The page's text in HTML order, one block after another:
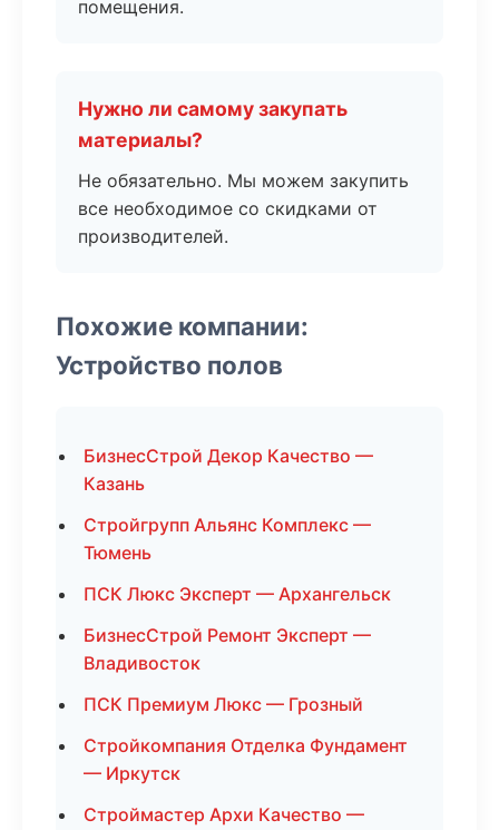
помещения.
Нужно ли самому закупать
материалы?
Не обязательно. Мы можем закупить
все необходимое со скидками от
производителей.
Похожие компании:
Устройство полов
БизнесСтрой Декор Качество —
Казань
Стройгрупп Альянс Комплекс —
Тюмень
ПСК Люкс Эксперт — Архангельск
БизнесСтрой Ремонт Эксперт —
Владивосток
ПСК Премиум Люкс — Грозный
Стройкомпания Отделка Фундамент
— Иркутск
Строймастер Архи Качество —